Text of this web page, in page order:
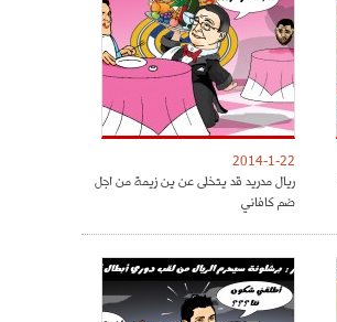
2014-1-22
ريال مدريد قد يتخلى عن ين زيمة من اجل
ضم كافاني